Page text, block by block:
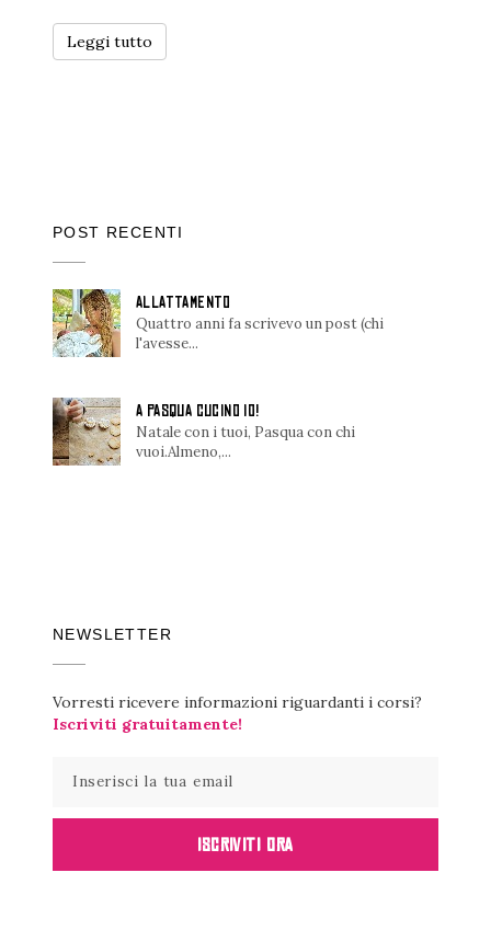
Leggi tutto
POST RECENTI
ALLATTAMENTO
Quattro anni fa scrivevo un post (chi
l'avesse...
A PASQUA CUCINO IO!
Natale con i tuoi, Pasqua con chi
vuoi.Almeno,...
NEWSLETTER
Vorresti ricevere informazioni riguardanti i corsi?
Iscriviti gratuitamente!
ISCRIVITI ORA